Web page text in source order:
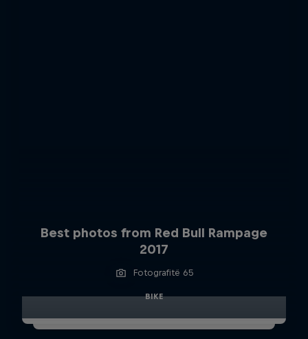
Best photos from Red Bull Rampage
2017
Fotografitë 65
BIKE